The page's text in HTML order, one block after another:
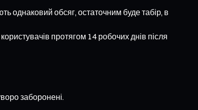
однаковий обсяг, остаточним буде табір, в
протягом 14 робочих днів після
заборонені.